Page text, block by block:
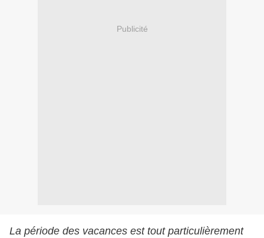
Publicité
La période des vacances est tout particulièrement